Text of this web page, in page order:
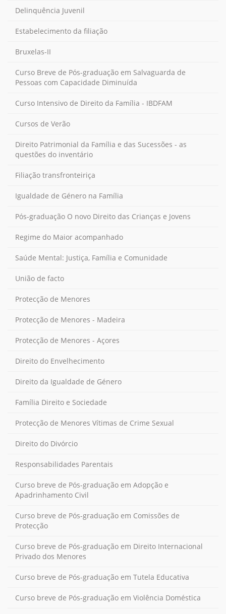
Delinquência Juvenil
Estabelecimento da filiação
Bruxelas-II
Curso Breve de Pós-graduação em Salvaguarda de
Pessoas com Capacidade Diminuída
Curso Intensivo de Direito da Família - IBDFAM
Cursos de Verão
Direito Patrimonial da Família e das Sucessões - as
questões do inventário
Filiação transfronteiriça
Igualdade de Género na Família
Pós-graduação O novo Direito das Crianças e Jovens
Regime do Maior acompanhado
Saúde Mental: Justiça, Família e Comunidade
União de facto
Protecção de Menores
Protecção de Menores - Madeira
Protecção de Menores - Açores
Direito do Envelhecimento
Direito da Igualdade de Género
Família Direito e Sociedade
Protecção de Menores Vítimas de Crime Sexual
Direito do Divórcio
Responsabilidades Parentais
Curso breve de Pós-graduação em Adopção e
Apadrinhamento Civil
Curso breve de Pós-graduação em Comissões de
Protecção
Curso breve de Pós-graduação em Direito Internacional
Privado dos Menores
Curso breve de Pós-graduação em Tutela Educativa
Curso breve de Pós-graduação em Violência Doméstica